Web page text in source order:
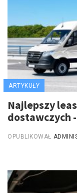
ARTYKUŁY
Najlepszy
dostawczych
OPUBLIKOWAŁ